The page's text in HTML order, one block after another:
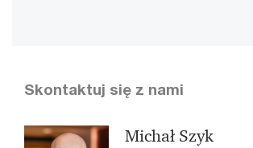
Skontaktuj się z nami
Michał Szyk